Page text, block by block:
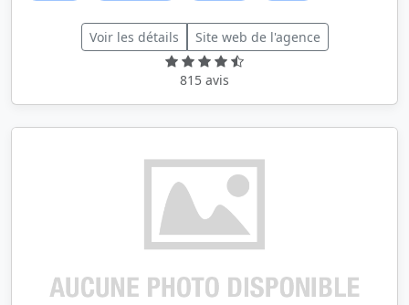
Voir les détails Site web de l'agence
815 avis